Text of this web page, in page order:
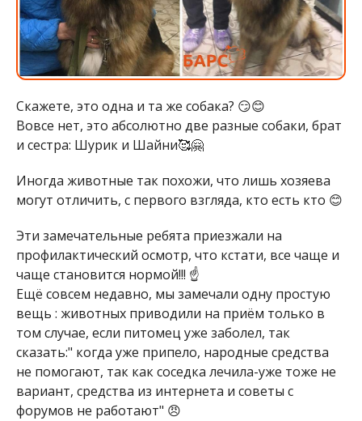
Скажете, это одна и та же собака? 😏😊
Вовсе нет, это абсолютно две разные собаки, брат
и сестра: Шурик и Шайни🥰🤗
Иногда животные так похожи, что лишь хозяева
могут отличить, с первого взгляда, кто есть кто 😊
Эти замечательные ребята приезжали на
профилактический осмотр, что кстати, все чаще и
чаще становится нормой!!! ☝️
Ещё совсем недавно, мы замечали одну простую
вещь : животных приводили на приём только в
том случае, если питомец уже заболел, так
сказать:" когда уже припело, народные средства
не помогают, так как соседка лечила-уже тоже не
вариант, средства из интернета и советы с
форумов не работают" 😠